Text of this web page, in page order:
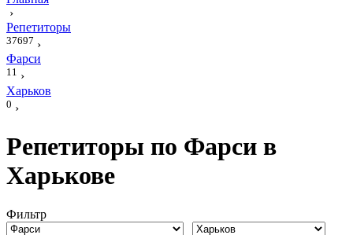
›
Репетиторы
37697 ›
Фарси
11 ›
Харьков
0 ›
Репетиторы по Фарси в
Харькове
Фильтр